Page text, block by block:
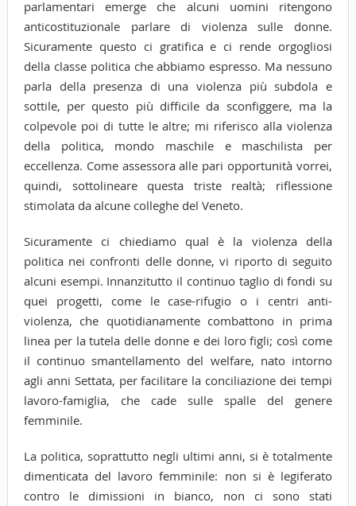
parlamentari emerge che alcuni uomini ritengono
anticostituzionale parlare di violenza sulle donne.
Sicuramente questo ci gratifica e ci rende orgogliosi
della classe politica che abbiamo espresso. Ma nessuno
parla della presenza di una violenza più subdola e
sottile, per questo più difficile da sconfiggere, ma la
colpevole poi di tutte le altre; mi riferisco alla violenza
della politica, mondo maschile e maschilista per
eccellenza. Come assessora alle pari opportunità vorrei,
quindi, sottolineare questa triste realtà; riflessione
stimolata da alcune colleghe del Veneto.
Sicuramente ci chiediamo qual è la violenza della
politica nei confronti delle donne, vi riporto di seguito
alcuni esempi. Innanzitutto il continuo taglio di fondi su
quei progetti, come le case-rifugio o i centri anti-
violenza, che quotidianamente combattono in prima
linea per la tutela delle donne e dei loro figli; così come
il continuo smantellamento del welfare, nato intorno
agli anni Settata, per facilitare la conciliazione dei tempi
lavoro-famiglia, che cade sulle spalle del genere
femminile.
La politica, soprattutto negli ultimi anni, si è totalmente
dimenticata del lavoro femminile: non si è legiferato
contro le dimissioni in bianco, non ci sono stati